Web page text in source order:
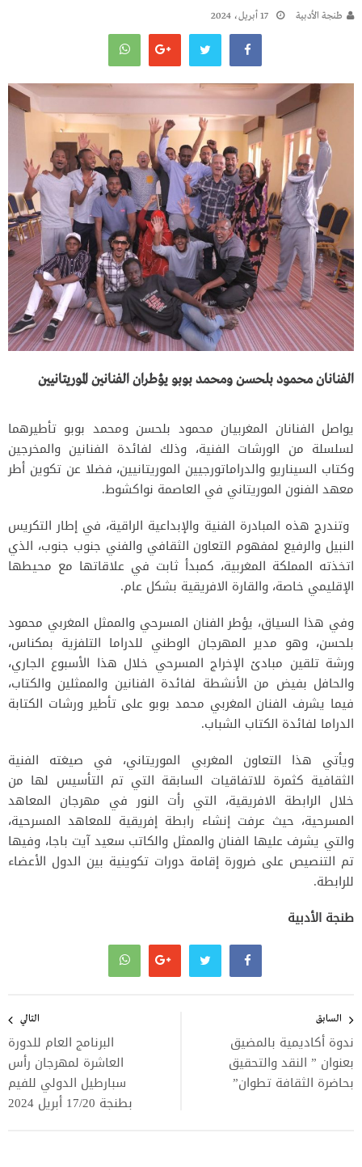
طنجة الأدبية 17 أبريل، 2024
الفنانان محمود بلحسن ومحمد بوبو يؤطران الفنانين الموريتانيين
يواصل الفنانان المغربيان محمود بلحسن ومحمد بوبو تأطيرهما
لسلسلة من الورشات الفنية، وذلك لفائدة الفنانين والمخرجين
وكتاب السيناريو والدراماتورجيين الموريتانيين، فضلا عن تكوين أطر
معهد الفنون الموريتاني في العاصمة نواكشوط.
وتندرج هذه المبادرة الفنية والإبداعية الراقية، في إطار التكريس
النبيل والرفيع لمفهوم التعاون الثقافي والفني جنوب جنوب، الذي
اتخذته المملكة المغربية، كمبدأ ثابت في علاقاتها مع محيطها
الإقليمي خاصة، والقارة الافريقية بشكل عام.
وفي هذا السياق، يؤطر الفنان المسرحي والممثل المغربي محمود
بلحسن، وهو مدير المهرجان الوطني للدراما التلفزية بمكناس،
ورشة تلقين مبادئ الإخراج المسرحي خلال هذا الأسبوع الجاري،
والحافل بفيض من الأنشطة لفائدة الفنانين والممثلين والكتاب،
فيما يشرف الفنان المغربي محمد بوبو على تأطير ورشات الكتابة
الدراما لفائدة الكتاب الشباب.
ويأتي هذا التعاون المغربي الموريتاني، في صيغته الفنية
الثقافية كثمرة للاتفاقيات السابقة التي تم التأسيس لها من
خلال الرابطة الافريقية، التي رأت النور في مهرجان المعاهد
المسرحية، حيث عرفت إنشاء رابطة إفريقية للمعاهد المسرحية،
والتي يشرف عليها الفنان والممثل والكاتب سعيد آيت باجا، وفيها
تم التنصيص على ضرورة إقامة دورات تكوينية بين الدول الأعضاء
للرابطة.
طنجة الأدبية
المقالات
السابق
ندوة أكاديمية بالمضيق
بعنوان ” النقد والتحقيق
بحاضرة الثقافة تطوان”
التالي
البرنامج العام للدورة
العاشرة لمهرجان رأس
سبارطيل الدولي للفيم
بطنجة 17/20 أبريل 2024